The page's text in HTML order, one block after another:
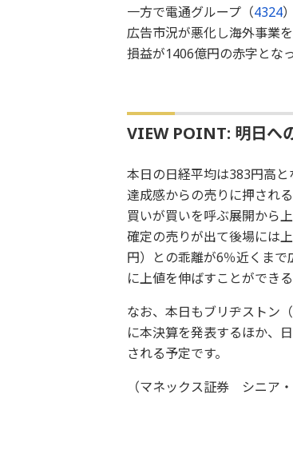
一方で電通グループ（4324
広告市況が悪化し海外事業
損益が1406億円の赤字とな
VIEW POINT: 明日へ
本日の日経平均は383円高
達成感からの売りに押され
買いが買いを呼ぶ展開から
確定の売りが出て後場には
円）との乖離が6％近くま
に上値を伸ばすことができ
なお、本日もブリヂストン（
に本決算を発表するほか、
される予定です。
（マネックス証券 シニア